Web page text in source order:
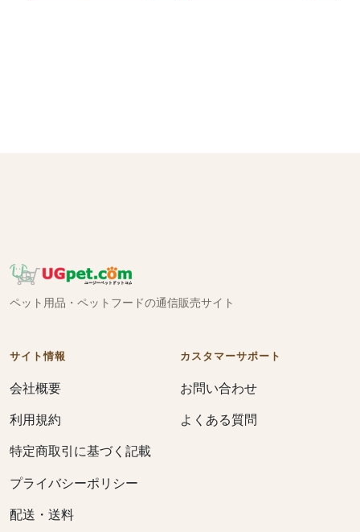
ペット用品・ペットフードの通信販売サイト
サイト情報
会社概要
利用規約
特定商取引に基づく記載
プライバシーポリシー
配送・送料
カスタマーサポート
お問い合わせ
よくある質問